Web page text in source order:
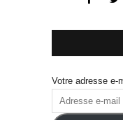
Votre adresse e-
Adresse
e-